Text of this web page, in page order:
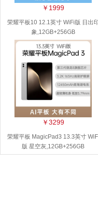
￥1999
荣耀平板10 12.1英寸 WiFi版 日出
象,12GB+256GB
￥3299
荣耀平板 MagicPad3 13.3英寸
版 星空灰,12GB+256GB